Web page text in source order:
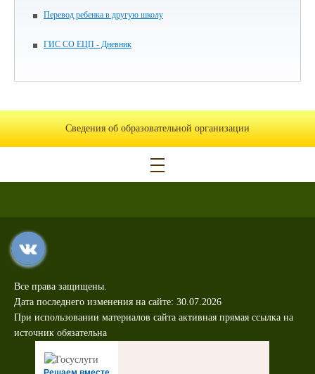
Перевод ребенка в другую школу
ГИС СО ЕЦП - Дневник
Сведения об образовательной организации
Все права защищены.
Дата последнего изменения на сайте: 30.07.2026
При использовании материалов сайта активная прямая ссылка на
источник обязательна